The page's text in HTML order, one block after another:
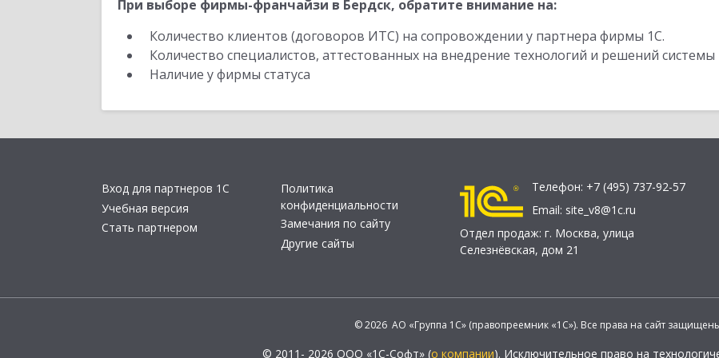
При выборе фирмы-франчайзи в Бердск, обратите внимание на:
Количество клиентов (договоров ИТС) на сопровождении у партнера фирмы 1С.
Количество специалистов, аттестованных на внедрение технологий и решений
Наличие у фирмы статуса
Вход для партнеров 1С
Учебная версия
Стать партнером
Политика
конфиденциальности
Замечания по сайту
Другие сайты
Телефон: +7 (495) 737-92-57
Email: site_v8@1c.ru
Отдел продаж: г. Москва, улица
Селезнёвская, дом 21
© 2026 АО «Группа 1С» (правопреемник «1С»). Все права на сайт
© 2011- 2026 ООО «1С-Софт» (о компании). Исключительное право на